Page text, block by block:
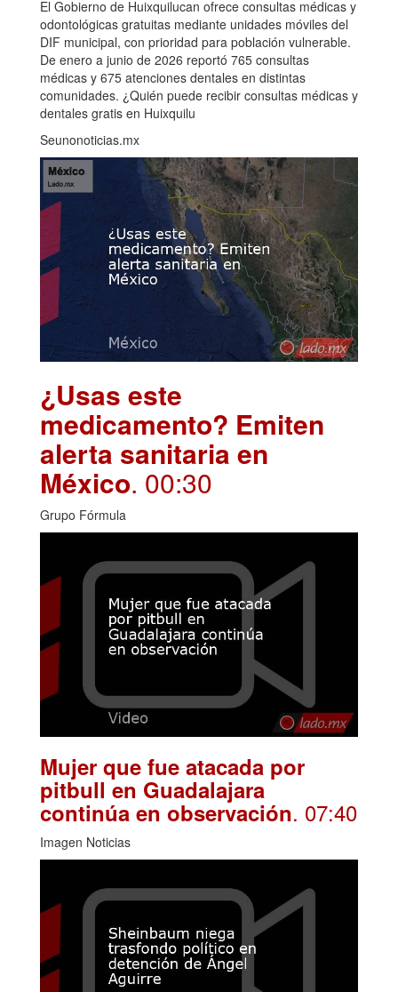
El Gobierno de Huixquilucan ofrece consultas médicas y
odontológicas gratuitas mediante unidades móviles del
DIF municipal, con prioridad para población vulnerable.
De enero a junio de 2026 reportó 765 consultas
médicas y 675 atenciones dentales en distintas
comunidades. ¿Quién puede recibir consultas médicas y
dentales gratis en Huixquilu
Seunonoticias.mx
¿Usas este
medicamento? Emiten
alerta sanitaria en
México. 00:30
Grupo Fórmula
Mujer que fue atacada por
pitbull en Guadalajara
continúa en observación. 07:40
Imagen Noticias